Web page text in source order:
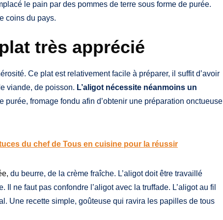
le pain par des pommes de terre sous forme de purée.
coins du pays.
très apprécié
Ce plat est relativement facile à préparer, il suffit d’avoir
viande, de poisson. L’aligot nécessite néanmoins un
purée, fromage fondu afin d’obtenir une préparation onctueuse
du chef de Tous en cuisine pour la réussir
du beurre, de la crème fraîche. L’aligot doit être travaillé
Il ne faut pas confondre l’aligot avec la truffade. L’aligot au fil
Une recette simple, goûteuse qui ravira les papilles de tous